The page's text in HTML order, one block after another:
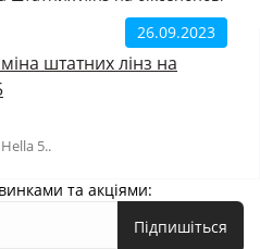
26.09.2023
штатних лінз на
5..
та акціями:
Підпишіться